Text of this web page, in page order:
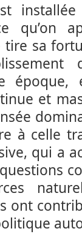
qu’on
tire sa
et
à celle
qui a
ont